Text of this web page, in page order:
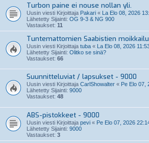
Turbon paine ei nouse nollan yli.
Uusin viesti Kirjoittaja Pakari « La Elo 08, 2026
Lähetetty Sijainti: OG 9-3 & NG 900
Vastaukset: 11
Tuntemattomien Saabistien moikkailu
Uusin viesti Kirjoittaja tuba « La Elo 08, 2026
Lähetetty Sijainti: Olitko se sinä?
Vastaukset: 66
Suunnitteluviat / lapsukset - 9000
Uusin viesti Kirjoittaja CarlShowalter « Pe Elo 07,
Lähetetty Sijainti: 9000
Vastaukset: 48
ABS-pistokkeet - 9000
Uusin viesti Kirjoittaja pevi « Pe Elo 07, 2026
Lähetetty Sijainti: 9000
Vastaukset: 3